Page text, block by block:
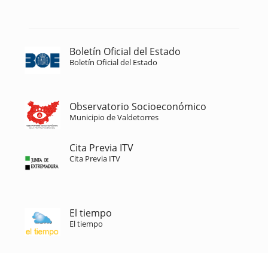
Boletín Oficial del Estado
Boletín Oficial del Estado
Observatorio Socioeconómico
Municipio de Valdetorres
Cita Previa ITV
Cita Previa ITV
El tiempo
El tiempo